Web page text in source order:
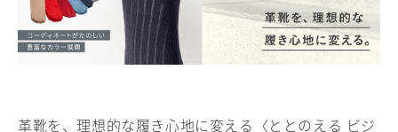
革靴を、理想的な履き心地に変える〈ととのえる ビジ